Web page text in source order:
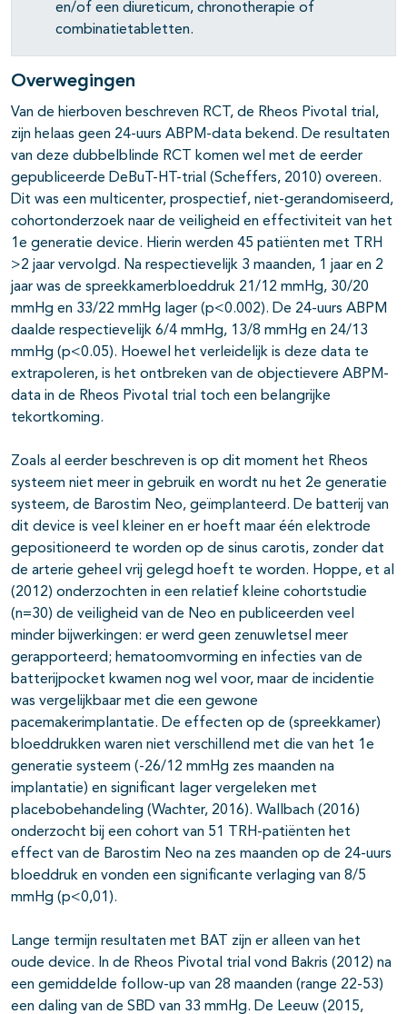
en/of een diureticum, chronotherapie of
combinatietabletten.
Overwegingen
Van de hierboven beschreven RCT, de Rheos Pivotal trial,
zijn helaas geen 24-uurs ABPM-data bekend. De resultaten
van deze dubbelblinde RCT komen wel met de eerder
gepubliceerde DeBuT-HT-trial (Scheffers, 2010) overeen.
Dit was een multicenter, prospectief, niet-gerandomiseerd,
cohortonderzoek naar de veiligheid en effectiviteit van het
1e generatie device. Hierin werden 45 patiënten met TRH
>2 jaar vervolgd. Na respectievelijk 3 maanden, 1 jaar en 2
jaar was de spreekkamerbloeddruk 21/12 mmHg, 30/20
mmHg en 33/22 mmHg lager (p<0.002). De 24-uurs ABPM
daalde respectievelijk 6/4 mmHg, 13/8 mmHg en 24/13
mmHg (p<0.05). Hoewel het verleidelijk is deze data te
extrapoleren, is het ontbreken van de objectievere ABPM-
data in de Rheos Pivotal trial toch een belangrijke
tekortkoming.
Zoals al eerder beschreven is op dit moment het Rheos
systeem niet meer in gebruik en wordt nu het 2e generatie
systeem, de Barostim Neo, geïmplanteerd. De batterij van
dit device is veel kleiner en er hoeft maar één elektrode
gepositioneerd te worden op de sinus carotis, zonder dat
de arterie geheel vrij gelegd hoeft te worden. Hoppe, et al
(2012) onderzochten in een relatief kleine cohortstudie
(n=30) de veiligheid van de Neo en publiceerden veel
minder bijwerkingen: er werd geen zenuwletsel meer
gerapporteerd; hematoomvorming en infecties van de
batterijpocket kwamen nog wel voor, maar de incidentie
was vergelijkbaar met die een gewone
pacemakerimplantatie. De effecten op de (spreekkamer)
bloeddrukken waren niet verschillend met die van het 1e
generatie systeem (-26/12 mmHg zes maanden na
implantatie) en significant lager vergeleken met
placebobehandeling (Wachter, 2016). Wallbach (2016)
onderzocht bij een cohort van 51 TRH-patiënten het
effect van de Barostim Neo na zes maanden op de 24-uurs
bloeddruk en vonden een significante verlaging van 8/5
mmHg (p<0,01).
Lange termijn resultaten met BAT zijn er alleen van het
oude device. In de Rheos Pivotal trial vond Bakris (2012) na
een gemiddelde follow-up van 28 maanden (range 22-53)
een daling van de SBD van 33 mmHg. De Leeuw (2015,